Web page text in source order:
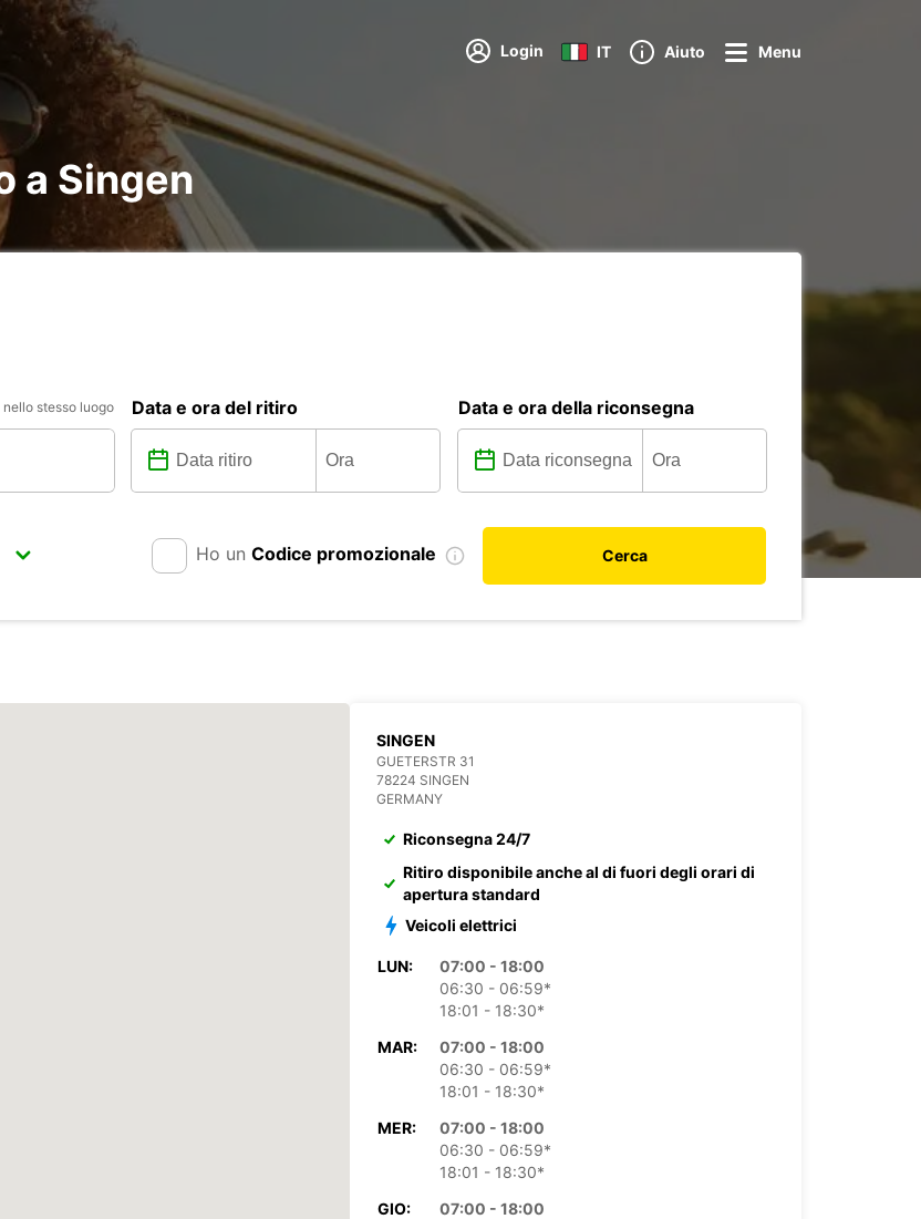
Login IT Aiuto Menu
a Singen
nello stesso luogo Data e ora del ritiro Data e ora della riconsegna
Ho un Codice promozionale Cerca
SINGEN
GUETERSTR 31
78224 SINGEN
GERMANY
Riconsegna 24/7
Ritiro disponibile anche al di fuori degli orari di
apertura standard
Veicoli elettrici
LUN:
07:00 - 18:00
06:30 - 06:59*
18:01 - 18:30*
MAR:
07:00 - 18:00
06:30 - 06:59*
18:01 - 18:30*
MER:
07:00 - 18:00
06:30 - 06:59*
18:01 - 18:30*
GIO:
07:00 - 18:00